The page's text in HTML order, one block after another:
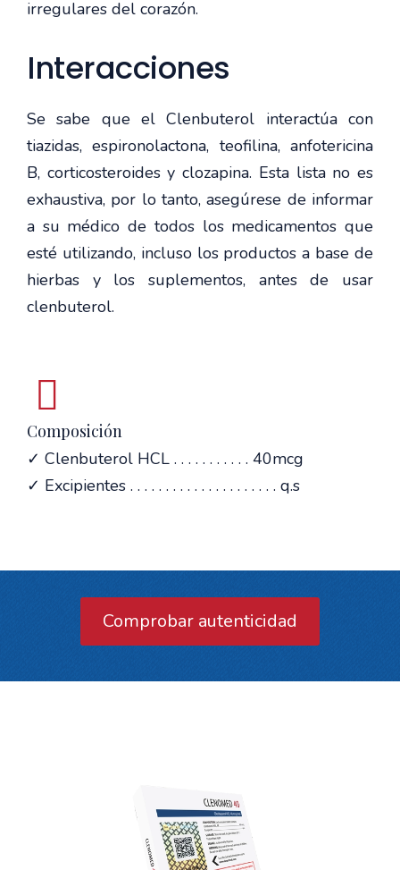
irregulares del corazón.
Interacciones
Se sabe que el Clenbuterol interactúa con
tiazidas, espironolactona, teofilina, anfotericina
B, corticosteroides y clozapina. Esta lista no es
exhaustiva, por lo tanto, asegúrese de informar
a su médico de todos los medicamentos que
esté utilizando, incluso los productos a base de
hierbas y los suplementos, antes de usar
clenbuterol.
Composición
✓ Clenbuterol HCL . . . . . . . . . . . 40mcg
✓ Excipientes . . . . . . . . . . . . . . . . . . . . . q.s
Comprobar autenticidad